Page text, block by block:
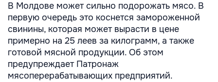
В Молдове может сильно подорожать мясо. В
первую очередь это коснется замороженной
свинины, которая может вырасти в цене
примерно на 25 леев за килограмм, а также
готовой мясной продукции. Об этом
предупреждает Патронаж
мясоперерабатывающих предприятий.